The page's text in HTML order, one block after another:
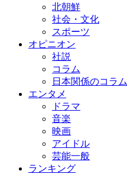
北朝鮮
社会・文化
スポーツ
オピニオン
社説
コラム
日本関係のコラム
エンタメ
ドラマ
音楽
映画
アイドル
芸能一般
ランキング